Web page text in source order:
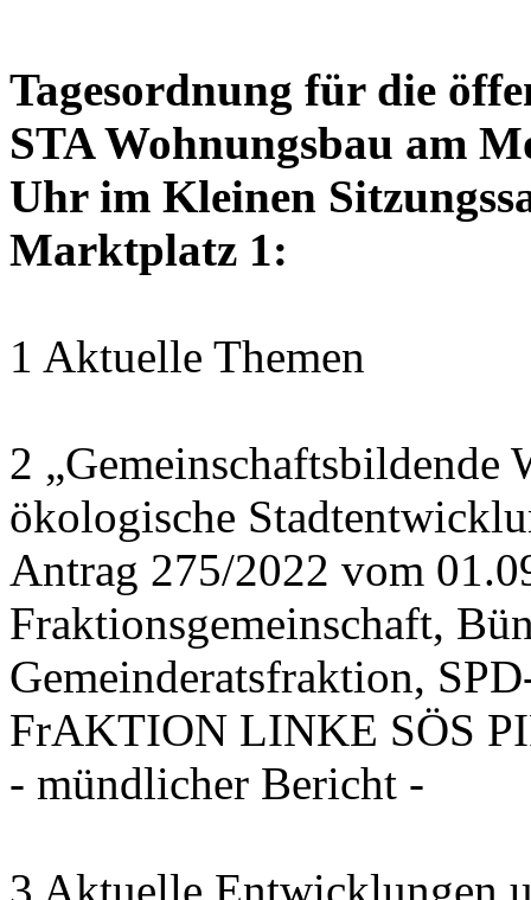
Tagesordnung für die
STA Wohnungsbau am
Uhr im Kleinen
Marktplatz 1:
1 Aktuelle Themen
2
ökologische
Antrag 275/2022 vom
Fraktionsgemeinschaft,
Gemeinderatsfraktion,
FrAKTION LINKE SÖS
- mündlicher Bericht -